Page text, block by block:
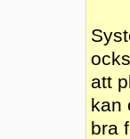
att
kan
bra